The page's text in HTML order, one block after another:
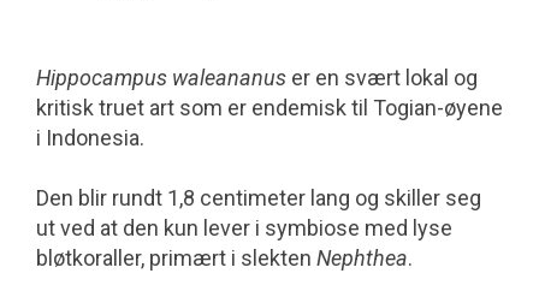
Hippocampus waleananus er en svært lokal og
kritisk truet art som er endemisk til Togian-øyene
i Indonesia.
Den blir rundt 1,8 centimeter lang og skiller seg
ut ved at den kun lever i symbiose med lyse
bløtkoraller, primært i slekten Nephthea.